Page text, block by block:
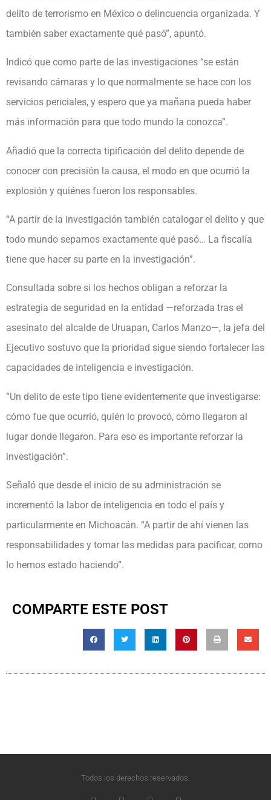
delito de terrorismo en México o delincuencia organizada. Y
también saber exactamente qué pasó”, apuntó.
Indicó que como parte de las investigaciones “se están
revisando cámaras y lo que normalmente se hace con los
servicios periciales, y espero que ya mañana pueda haber
más información para que todo mundo la conozca”.
Añadió que la correcta tipificación del delito depende de
conocer con precisión la causa, el modo en que ocurrió la
explosión y quiénes fueron los responsables.
“A partir de la investigación también catalogar el delito y que
todo mundo sepamos exactamente qué pasó… La fiscalía
tiene que hacer su parte en la investigación”.
Consultada sobre si los hechos obligan a reforzar la
estrategia de seguridad en la entidad —reforzada tras el
asesinato del alcalde de Uruapan, Carlos Manzo—, la jefa del
Ejecutivo sostuvo que la prioridad sigue siendo fortalecer las
capacidades de inteligencia e investigación.
“Un delito de este tipo tiene evidentemente que investigarse:
cómo fue que ocurrió, quién lo provocó, cómo llegaron al
lugar donde llegaron. Para eso es importante reforzar la
investigación”.
Señaló que desde el inicio de su administración se
incrementó la labor de inteligencia en todo el país y
particularmente en Michoacán. “A partir de ahí vienen las
responsabilidades y tomar las medidas para pacificar, como
lo hemos estado haciendo”.
COMPARTE ESTE POST
Todos los derechos reservados.